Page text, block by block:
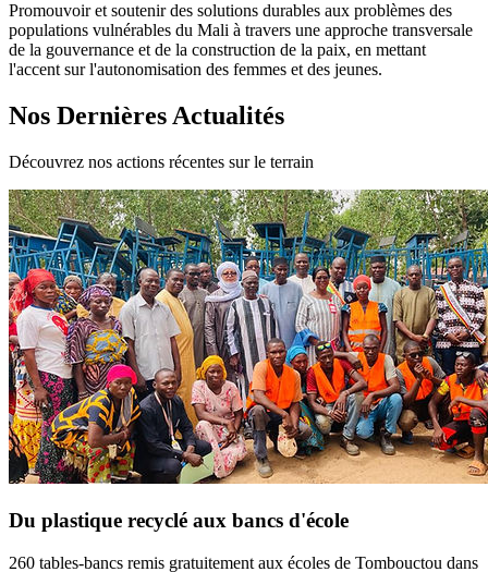
Promouvoir et soutenir des solutions durables aux problèmes des
populations vulnérables du Mali à travers une approche transversale
de la gouvernance et de la construction de la paix, en mettant
l'accent sur l'autonomisation des femmes et des jeunes.
Nos Dernières Actualités
Découvrez nos actions récentes sur le terrain
Du plastique recyclé aux bancs d'école
260 tables-bancs remis gratuitement aux écoles de Tombouctou dans